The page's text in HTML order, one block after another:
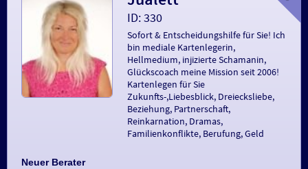
ID: 330
Sofort & Entscheidungshilfe für Sie! Ich
bin mediale Kartenlegerin,
Hellmedium, injizierte Schamanin,
Glückscoach meine Mission seit 2006!
Kartenlegen für Sie
Zukunfts-,Liebesblick, Dreiecksliebe,
Beziehung, Partnerschaft,
Reinkarnation, Dramas,
Familienkonflikte, Berufung, Geld
Neuer Berater